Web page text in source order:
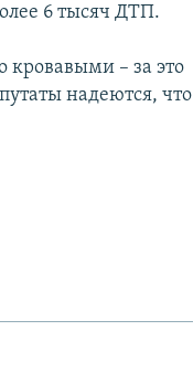
6 тысяч ДТП.
кровавыми – за это
надеются, что